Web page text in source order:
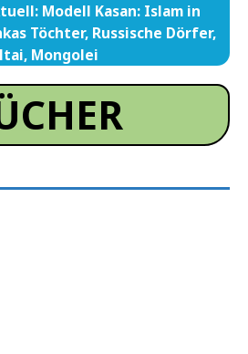
Modell Kasan: Islam in
Töchter, Russische Dörfer,
Mongolei